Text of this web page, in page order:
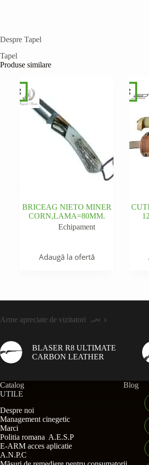
Despre Tapel
Tapel
Produse similare
BRICEAG NIETO MINER
CORN,LAMA=80MM.
Echipament
Adaugă la ofertă
Arme apreciate de vizitatori
BLASER R8 ULTIMATE
CARBON LEATHER
Catalog Blog
UTILE
Despre noi
Management cinegetic
Marci
Politia romana A.E.S.P
E-ARM acces aplicatie
A.N.P.C